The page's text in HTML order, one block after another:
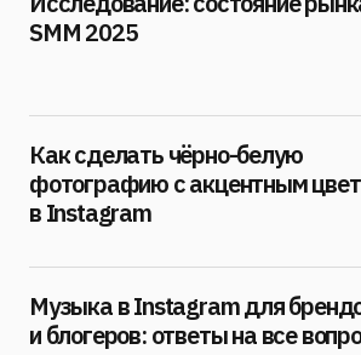
SMM 2025
Как сделать чёрно-белую
фотографию с акцентным
в Instagram
Музыка в Instagram для
и блогеров: ответы на все